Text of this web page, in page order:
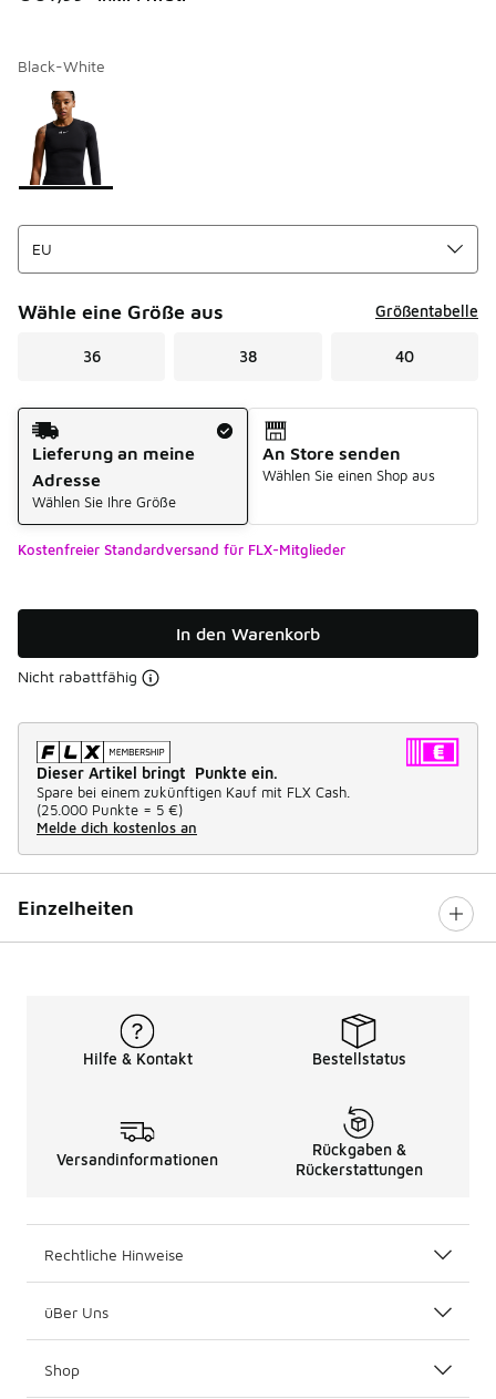
Black-White
Seite 1 von 1 zeigt die Farben 1 bis 1 von 1 an.
Bitte wählen Sie einen Stil aus
Wähle eine Größe aus Größentabelle
36 38 40
Versandart
Lieferung an meine
Adresse
Wählen Sie Ihre Größe
An Store senden
Wählen Sie einen Shop aus
Kostenfreier Standardversand für FLX-Mitglieder
In den Warenkorb
Nicht rabattfähig
Dieser Artikel bringt Punkte ein.
Spare bei einem zukünftigen Kauf mit FLX Cash.
(25.000 Punkte = 5 €)
Melde dich kostenlos an
Einzelheiten
Hilfe & Kontakt Bestellstatus
Versandinformationen
Rückgaben &
Rückerstattungen
Rechtliche Hinweise
üBer Uns
Shop